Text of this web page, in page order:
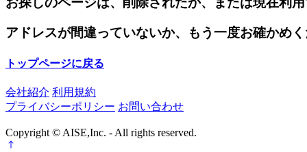
アドレスが間違っていないか、もう一度お確かめ
トップページに戻る
会社紹介 利用規約
プライバシーポリシー お問い合わせ
Copyright © AISE,Inc. - All rights reserved.